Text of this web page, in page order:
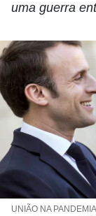
uma guerra
UNIÃO NA